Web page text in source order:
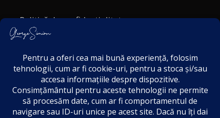
Politică de confidențialitate
Politica cookies
Acordul de markting
Disclaimer